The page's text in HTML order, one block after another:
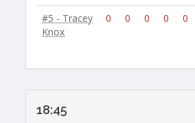
#5 - Tracey
Knox
0 0 0 0 0
18:45